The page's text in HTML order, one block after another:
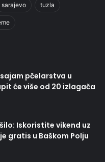
sarajevo tuzla
pčelarstva u
će više od 20 izlagača
Iskoristite vikend uz
gratis u Baškom Polju